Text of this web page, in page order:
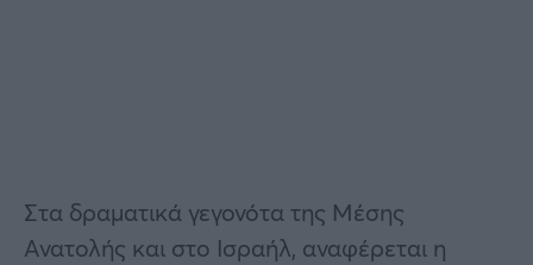
Στα δραματικά γεγονότα της Μέσης
Ανατολής και στο Ισραήλ, αναφέρεται η